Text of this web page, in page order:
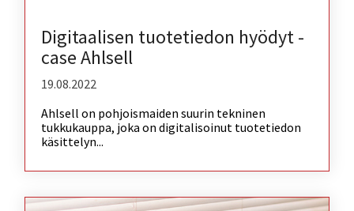
Digitaalisen tuotetiedon hyödyt -
case Ahlsell
19.08.2022
Ahlsell on pohjoismaiden suurin tekninen
tukkukauppa, joka on digitalisoinut tuotetiedon
käsittelyn...